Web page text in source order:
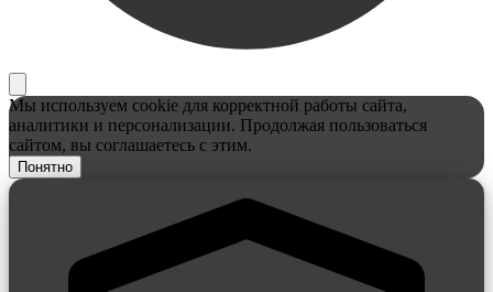
Мы используем cookie для корректной работы сайта,
аналитики и персонализации. Продолжая пользоваться
сайтом, вы соглашаетесь с этим.
Понятно